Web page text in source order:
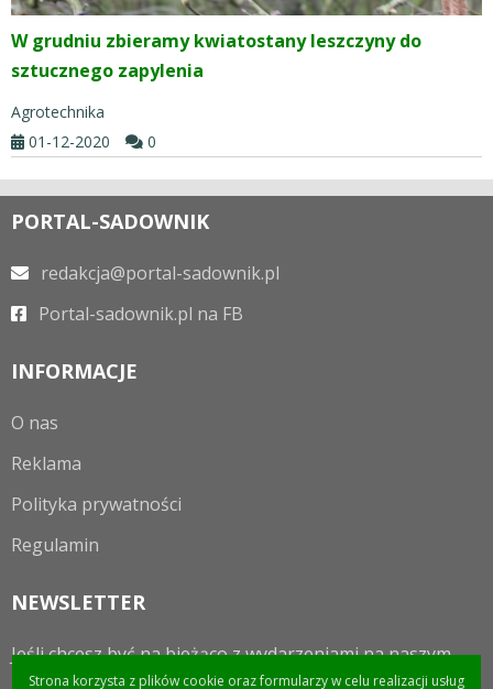
W grudniu zbieramy kwiatostany leszczyny do
sztucznego zapylenia
Agrotechnika
01-12-2020
0
PORTAL-SADOWNIK
redakcja@portal-sadownik.pl
Portal-sadownik.pl na FB
INFORMACJE
O nas
Reklama
Polityka prywatności
Regulamin
NEWSLETTER
Jeśli chcesz być na bieżąco z wydarzeniami na naszym
portalu to zapraszamy do zapisania się do newslettera.
Strona korzysta z plików cookie oraz formularzy w celu realizacji usług